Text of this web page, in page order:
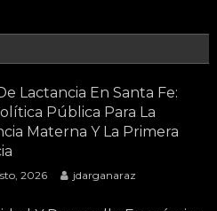
Lactancia En Santa Fe:
Pública Para La
Materna Y La Primera
2026 jdarganaraz